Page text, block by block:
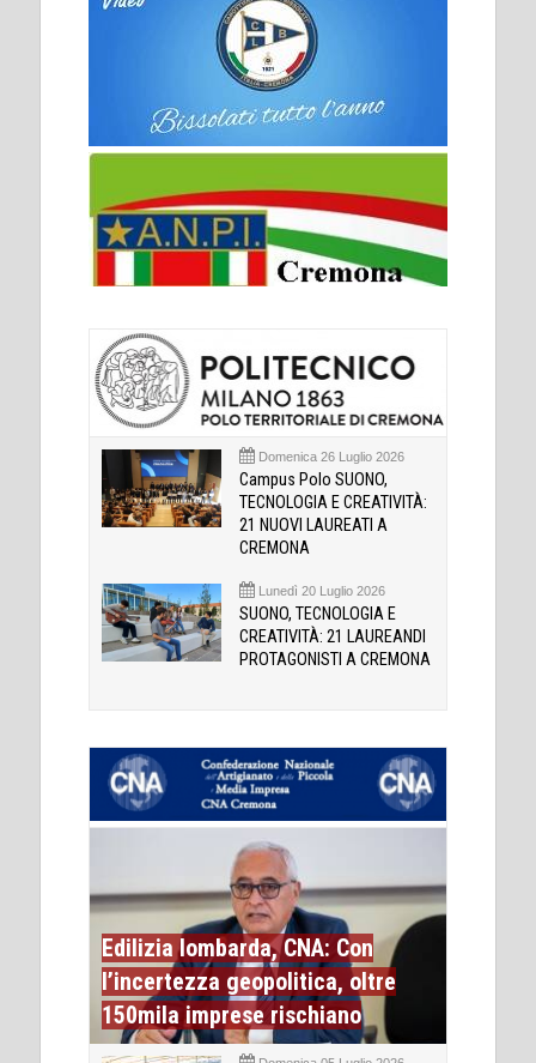
Domenica 26 Luglio 2026
Campus Polo SUONO,
TECNOLOGIA E CREATIVITÀ:
21 NUOVI LAUREATI A
CREMONA
Lunedì 20 Luglio 2026
SUONO, TECNOLOGIA E
CREATIVITÀ: 21 LAUREANDI
PROTAGONISTI A CREMONA
Edilizia lombarda, CNA: Con
l’incertezza geopolitica, oltre
150mila imprese rischiano